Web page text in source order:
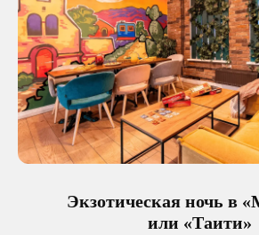
Экзотическая ночь в
или «Таити»